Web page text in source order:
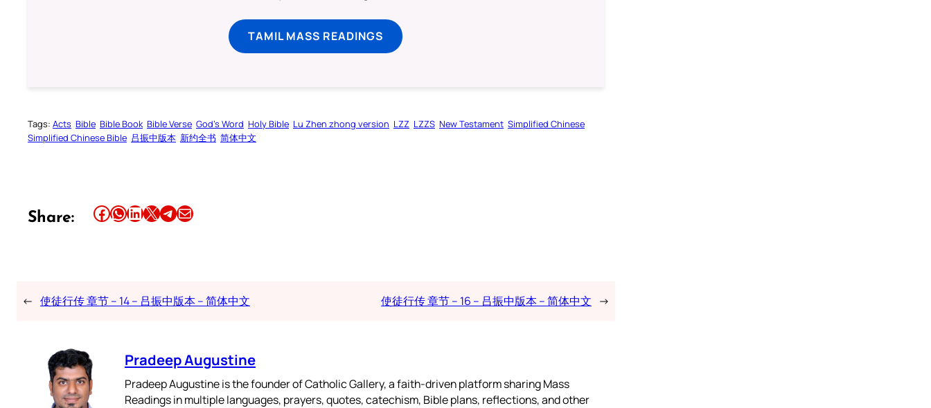
TAMIL MASS READINGS
Tags: Acts Bible Bible Book Bible Verse God’s Word Holy Bible Lu Zhen zhong version LZZ LZZS New Testament Simplified Chinese
Simplified Chinese Bible 吕振中版本 新约全书 简体中文
Share: Share this article on Facebook Share this article on WhatsApp Share this article on LinkedIn Share this article on X Share this article on TelegramEmail this Article
← 使徒行传 章节 – 14 – 吕振中版本 – 简体中文 使徒行传 章节 – 16 – 吕振中版本 – 简体中文 →
Pradeep Augustine
Pradeep Augustine is the founder of Catholic Gallery, a faith-driven platform sharing Mass
Readings in multiple languages, prayers, quotes, catechism, Bible plans, reflections, and other